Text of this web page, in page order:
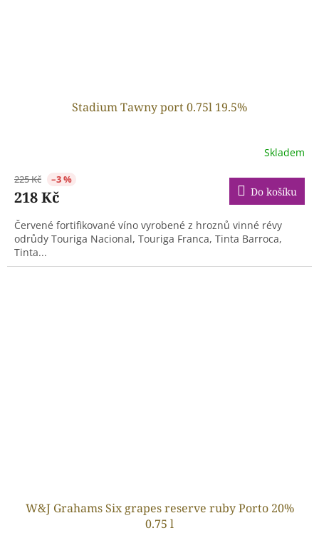
Stadium Tawny port 0.75l 19.5%
Skladem
225 Kč –3 %
218 Kč Do košíku
Červené fortifikované víno vyrobené z hroznů vinné révy
odrůdy Touriga Nacional, Touriga Franca, Tinta Barroca,
Tinta...
W&J Grahams Six grapes reserve ruby Porto 20%
0.75 l